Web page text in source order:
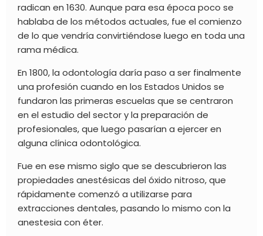
radican en 1630. Aunque para esa época poco se
hablaba de los métodos actuales, fue el comienzo
de lo que vendría convirtiéndose luego en toda una
rama médica.
En 1800, la odontología daría paso a ser finalmente
una profesión cuando en los Estados Unidos se
fundaron las primeras escuelas que se centraron
en el estudio del sector y la preparación de
profesionales, que luego pasarían a ejercer en
alguna clínica odontológica.
Fue en ese mismo siglo que se descubrieron las
propiedades anestésicas del óxido nitroso, que
rápidamente comenzó a utilizarse para
extracciones dentales, pasando lo mismo con la
anestesia con éter.